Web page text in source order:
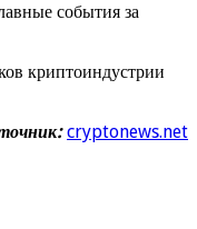
события за
криптоиндустрии
cryptonews.net